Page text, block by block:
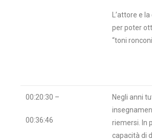
L’attore e
per poter
“toni
00:20:30 –
00:36:46
Negli anni
riemersi. In
capacità di